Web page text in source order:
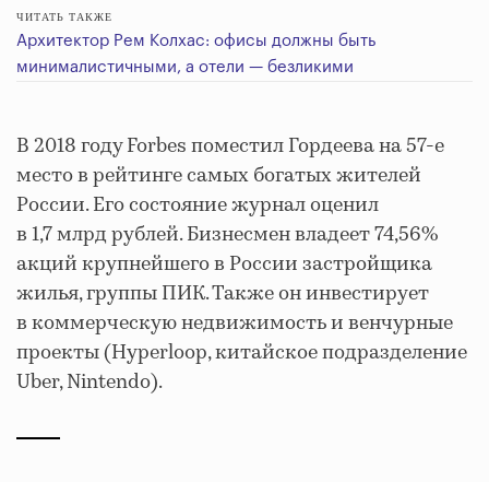
ЧИТАТЬ ТАКЖЕ
Архитектор Рем Колхас: офисы должны быть
минималистичными, а отели — безликими
В 2018 году Forbes поместил Гордеева на 57-е
место в рейтинге самых богатых жителей
России. Его состояние журнал оценил
в 1,7 млрд рублей. Бизнесмен владеет 74,56%
акций крупнейшего в России застройщика
жилья, группы ПИК. Также он инвестирует
в коммерческую недвижимость и венчурные
проекты (Hyperloop, китайское подразделение
Uber, Nintendo).